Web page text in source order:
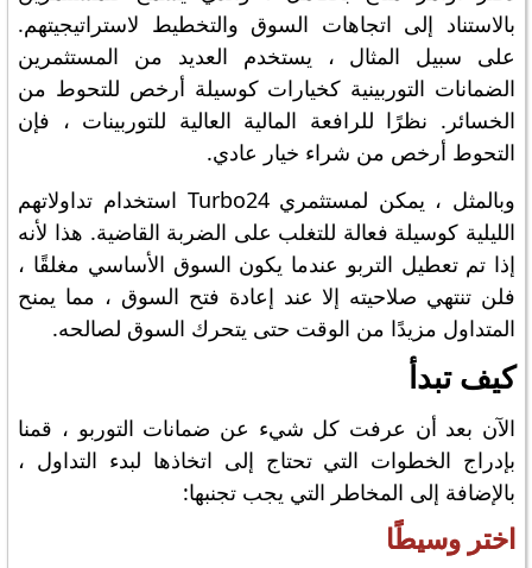
بالاستناد إلى اتجاهات السوق والتخطيط لاستراتيجيتهم.
على سبيل المثال ، يستخدم العديد من المستثمرين
الضمانات التوربينية كخيارات كوسيلة أرخص للتحوط من
الخسائر. نظرًا للرافعة المالية العالية للتوربينات ، فإن
التحوط أرخص من شراء خيار عادي.
وبالمثل ، يمكن لمستثمري Turbo24 استخدام تداولاتهم
الليلية كوسيلة فعالة للتغلب على الضربة القاضية. هذا لأنه
إذا تم تعطيل التربو عندما يكون السوق الأساسي مغلقًا ،
فلن تنتهي صلاحيته إلا عند إعادة فتح السوق ، مما يمنح
المتداول مزيدًا من الوقت حتى يتحرك السوق لصالحه.
كيف تبدأ
الآن بعد أن عرفت كل شيء عن ضمانات التوربو ، قمنا
بإدراج الخطوات التي تحتاج إلى اتخاذها لبدء التداول ،
بالإضافة إلى المخاطر التي يجب تجنبها:
اختر وسيطًا